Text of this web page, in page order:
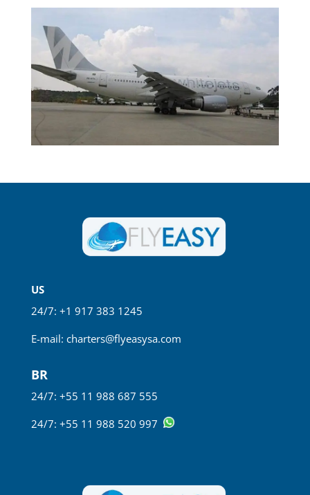
US
24/7: +1 917 383 1245
E-mail: charters@flyeasysa.com
BR
24/7: +55 11 988 687 555
24/7: +55 11 988 520 997